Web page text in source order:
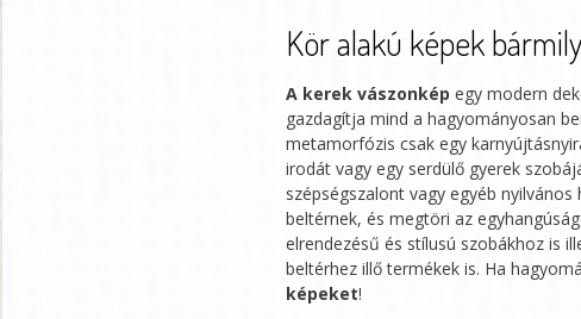
Kör alakú képek
A kerek vászonkép egy modern
gazdagítja mind a hagyományosan
metamorfózis csak egy
irodát vagy egy serdülő gyerek
szépségszalont vagy egyéb
beltérnek, és megtöri az
elrendezésű és stílusú szobákhoz is
beltérhez illő termékek is. Ha
képeket!